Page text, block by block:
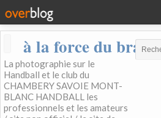
à la force du bras
La photographie sur le
Handball et le club du
CHAMBERY SAVOIE MONT-
BLANC HANDBALL les
professionnels et les amateurs